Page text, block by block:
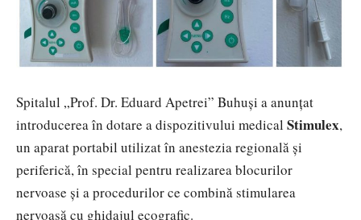
Spitalul „Prof. Dr. Eduard Apetrei” Buhuși a anunțat
introducerea în dotare a dispozitivului medical Stimulex,
un aparat portabil utilizat în anestezia regională și
periferică, în special pentru realizarea blocurilor
nervoase și a procedurilor ce combină stimularea
nervoasă cu ghidajul ecografic.